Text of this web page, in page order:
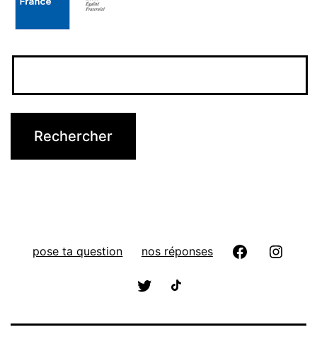
pose ta question nos réponses